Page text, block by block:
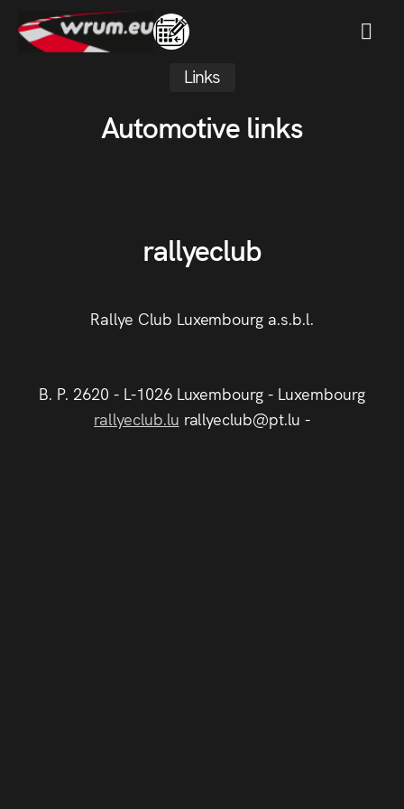
Links
Automotive links
rallyeclub
Rallye Club Luxembourg a.s.b.l.
B. P. 2620 - L-1026 Luxembourg - Luxembourg
rallyeclub.lu rallyeclub@pt.lu -